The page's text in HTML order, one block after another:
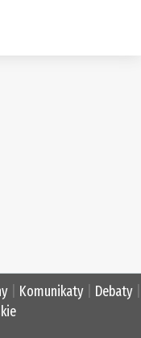
Komunikaty Debaty